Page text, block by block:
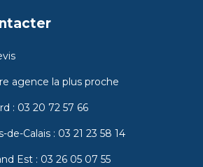
agence la plus proche
: 03 20 72 57 66
de-Calais : 03 21 23 58 14
Est : 03 26 05 07 55